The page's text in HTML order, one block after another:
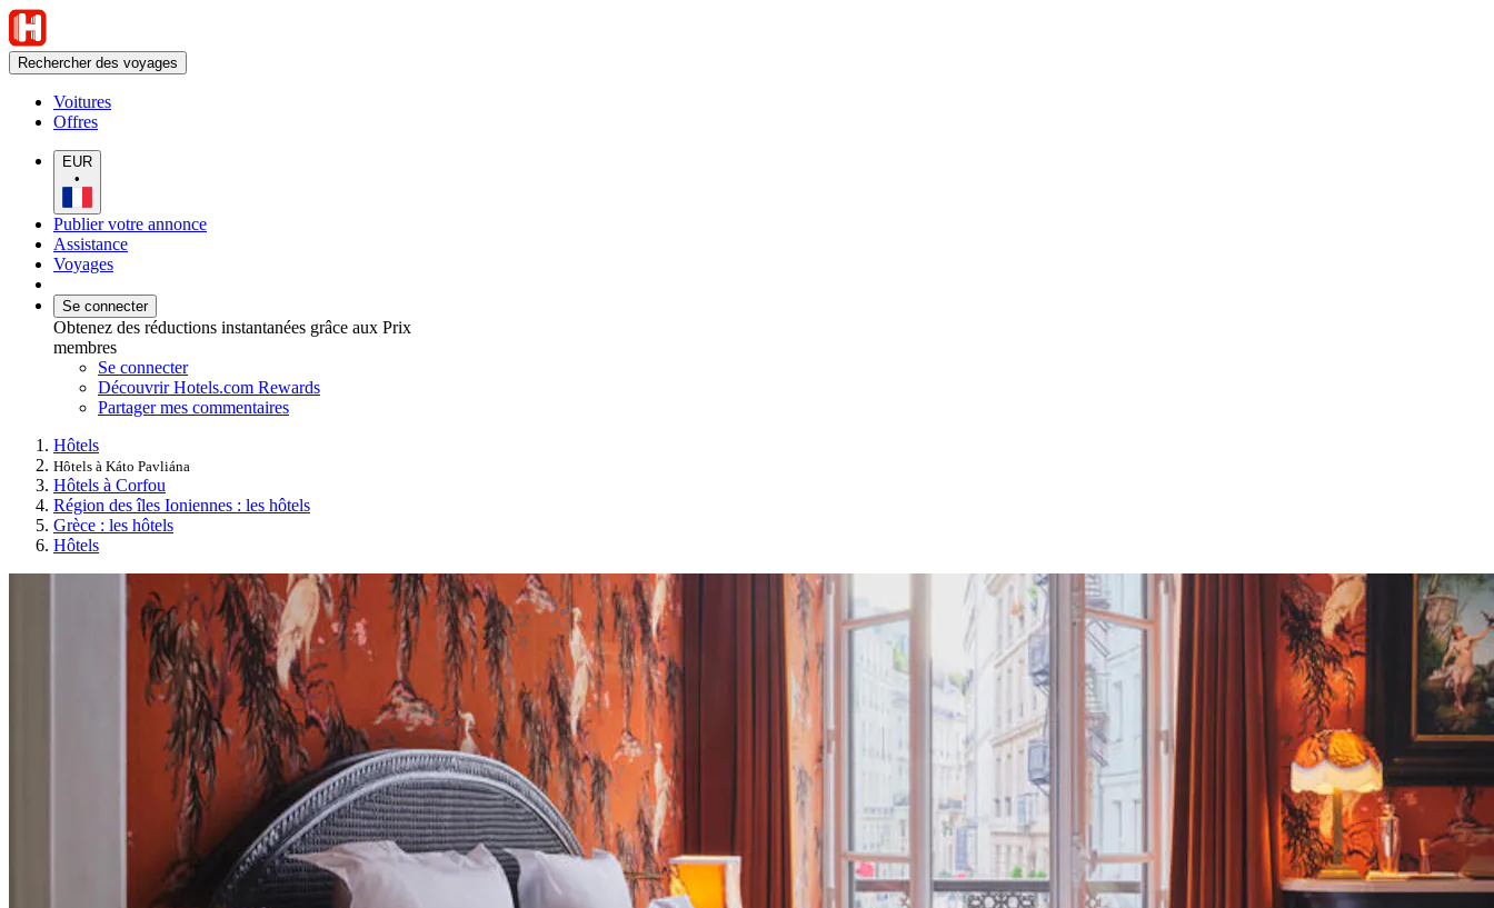
Rechercher des voyages
Voitures
Offres
EUR
•
Publier votre annonce
Assistance
Voyages
Se connecter
Obtenez des réductions instantanées grâce aux Prix
membres
Se connecter
Découvrir Hotels.com Rewards
Partager mes commentaires
Hôtels
Hôtels à Káto Pavliána
Hôtels à Corfou
Région des îles Ioniennes : les hôtels
Grèce : les hôtels
Hôtels